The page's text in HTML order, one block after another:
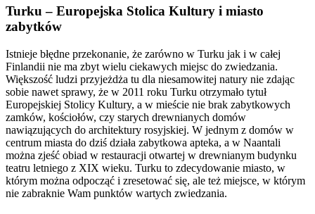
Turku – Europejska Stolica Kultury i miasto
zabytków
Istnieje błędne przekonanie, że zarówno w Turku jak i w całej
Finlandii nie ma zbyt wielu ciekawych miejsc do zwiedzania.
Większość ludzi przyjeżdża tu dla niesamowitej natury nie zdając
sobie nawet sprawy, że w 2011 roku Turku otrzymało tytuł
Europejskiej Stolicy Kultury, a w mieście nie brak zabytkowych
zamków, kościołów, czy starych drewnianych domów
nawiązujących do architektury rosyjskiej. W jednym z domów w
centrum miasta do dziś działa zabytkowa apteka, a w Naantali
można zjeść obiad w restauracji otwartej w drewnianym budynku
teatru letniego z XIX wieku. Turku to zdecydowanie miasto, w
którym można odpocząć i zresetować się, ale też miejsce, w którym
nie zabraknie Wam punktów wartych zwiedzania.